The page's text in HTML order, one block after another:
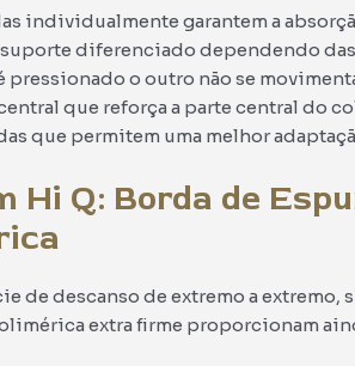
individualmente garantem a
diferenciado dependendo
pressionado o outro não se
que reforça a parte central do
que permitem uma melhor
Hi Q: Borda de
de descanso de extremo a extremo,
extra firme proporcionam